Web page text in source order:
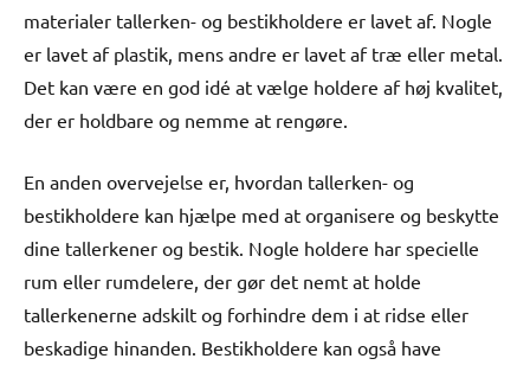
materialer tallerken- og bestikholdere er lavet af. Nogle
er lavet af plastik, mens andre er lavet af træ eller metal.
Det kan være en god idé at vælge holdere af høj kvalitet,
der er holdbare og nemme at rengøre.
En anden overvejelse er, hvordan tallerken- og
bestikholdere kan hjælpe med at organisere og beskytte
dine tallerkener og bestik. Nogle holdere har specielle
rum eller rumdelere, der gør det nemt at holde
tallerkenerne adskilt og forhindre dem i at ridse eller
beskadige hinanden. Bestikholdere kan også have